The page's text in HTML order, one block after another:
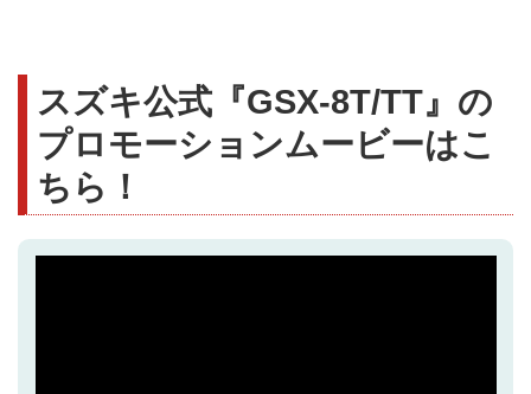
スズキ公式『GSX-8T/TT』の
プロモーションムービーはこ
ちら！